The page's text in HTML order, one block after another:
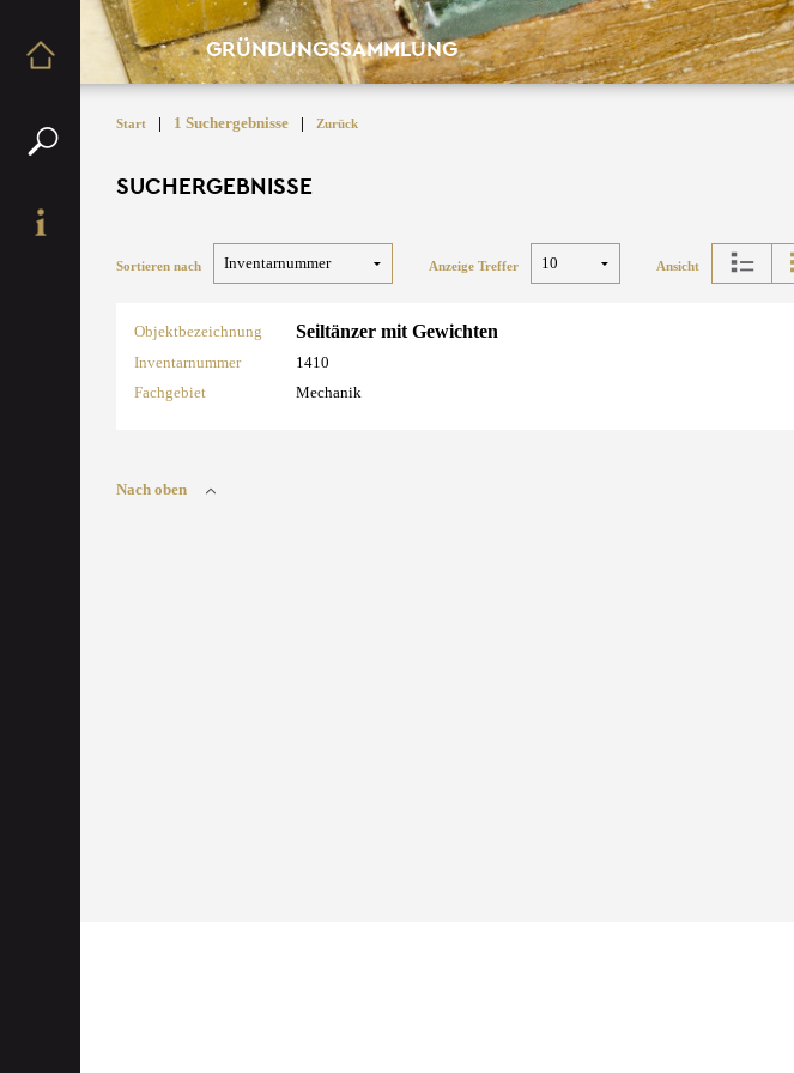
GRÜNDUNGSSAMMLUNG
Start | 1 Suchergebnisse | Zurück
SUCHERGEBNISSE
Sortieren nach Anzeige Treffer Ansicht
Objektbezeichnung Seiltänzer mit Gewichten
Inventarnummer
1410
Fachgebiet
Mechanik
Nach oben